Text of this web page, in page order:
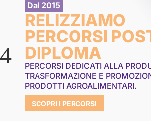
Dal 2015
RELIZZIAMO
PERCORSI
DIPLOMA
PERCORSI DEDICATI ALLA
TRASFORMAZIONE E
PRODOTTI AGROALIMENTARI.
SCOPRI I PERCORSI
4